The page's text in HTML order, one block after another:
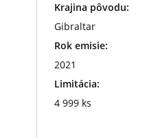
Krajina pôvodu:
Gibraltar
Rok emisie:
2021
Limitácia:
4 999 ks